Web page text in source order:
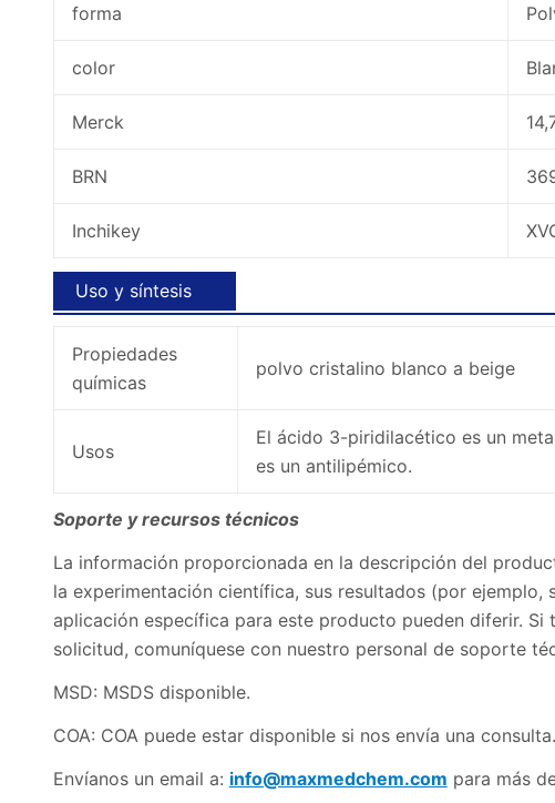
forma
color
Merck
BRN
Inchikey
Uso y síntesis
Propiedades
químicas
polvo cristalino blanco a beige
Usos
El ácido 3-piridilacético es un
es un antilipémico.
Soporte y recursos técnicos
La información proporcionada en la descripción del
la experimentación científica, sus resultados (por
aplicación específica para este producto pueden diferir.
solicitud, comuníquese con nuestro personal de soporte
MSD: MSDS disponible.
COA: COA puede estar disponible si nos envía una consulta.
Envíanos un email a: info@maxmedchem.com para más